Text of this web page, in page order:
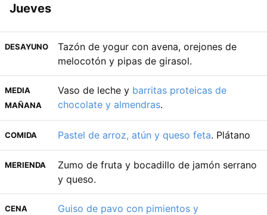
Jueves
DESAYUNO
Tazón de yogur con avena, orejones de
melocotón y pipas de girasol.
MEDIA
MAÑANA
Vaso de leche y barritas proteicas de
chocolate y almendras.
COMIDA Pastel de arroz, atún y queso feta. Plátano
MERIENDA
Zumo de fruta y bocadillo de jamón serrano
y queso.
CENA
Guiso de pavo con pimientos y